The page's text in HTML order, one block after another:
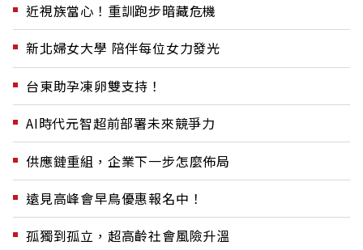
近視族當心！重訓跑步暗藏危機
新北婦女大學 陪伴每位女力發光
台東助孕凍卵雙支持！
AI時代元智超前部署未來競爭力
供應鏈重組，企業下一步怎麼佈局
遠見高峰會早鳥優惠報名中！
孤獨到孤立，超高齡社會風險升溫